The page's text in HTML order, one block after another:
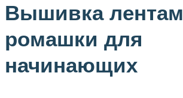
Вышивка
ромашки для
начинающих